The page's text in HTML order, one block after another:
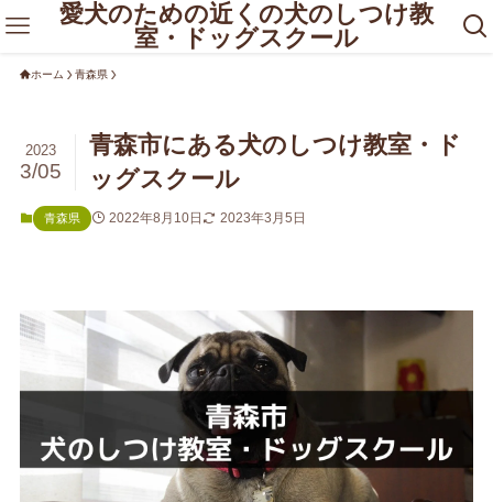
愛犬のための近くの犬のしつけ教
室・ドッグスクール
ホーム 青森県
青森市にある犬のしつけ教室・ド
ッグスクール
2023
3/05
青森県 2022年8月10日 2023年3月5日